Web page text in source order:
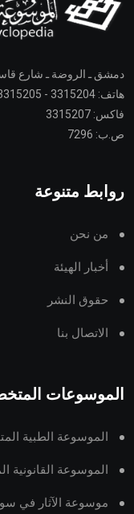
دمشق ـ الروضة ـ شارع قاسم
هاتف: 3315204 - 3315205
فاكس: 3315207
ص.ب: 7296
روابط متنوعة
من نحن
أخبار الهيئة
حقوق النشر
الاتصال بنا
الموسوعات
الموسوعة الطبية
الموسوعة القانونية
موسوعة الآثار في